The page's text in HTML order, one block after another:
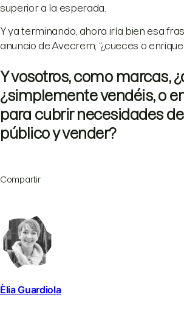
superior a la esperada.
Y ya terminando, ahora iría bien esa
anuncio de Avecrem, “¿cueces o
Y vosotros, como marcas,
¿simplemente vendéis, o
para cubrir necesidades
público y vender?
Compartir
Èlia Guardiola